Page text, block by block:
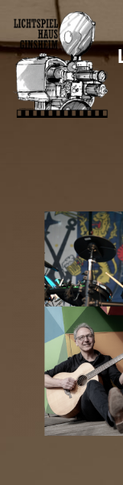
Zum
Inhalt
springen